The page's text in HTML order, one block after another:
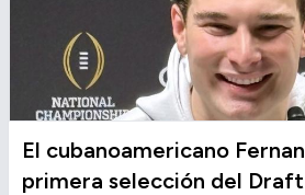
El cubanoamericano
primera selección del